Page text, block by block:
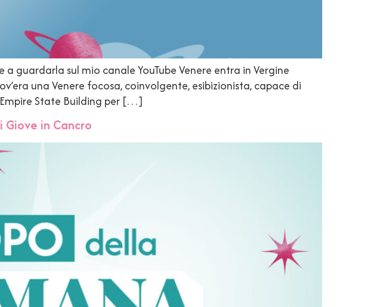
guardarla sul mio canale YouTube Venere entra in Vergine
una Venere focosa, coinvolgente, esibizionista, capace di
State Building per […]
in Cancro